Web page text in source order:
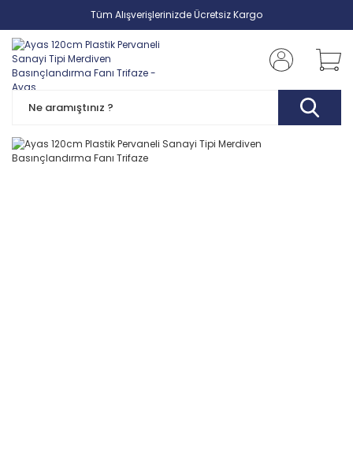
Tüm Alışverişlerinizde Ücretsiz Kargo